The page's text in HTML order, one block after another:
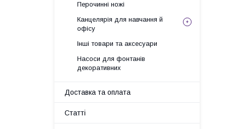
Перочинні ножі
Канцелярія для навчання й
офісу
Інші товари та аксесуари
Насоси для фонтанів
декоративних
Доставка та оплата
Статті